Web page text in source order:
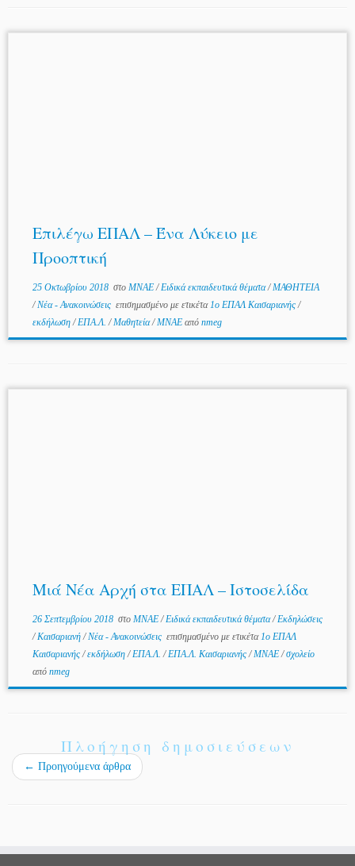
Επιλέγω ΕΠΑΛ – Ένα Λύκειο με
Προοπτική
25 Οκτωβρίου 2018στο MNAE/Ειδικά εκπαιδευτικά θέματα/ΜΑΘΗΤΕΙΑ
/Νέα - Ανακοινώσεις επισημασμένο με ετικέτα1ο ΕΠΑΛ Καισαριανής/
εκδήλωση/ΕΠΑ.Λ./Μαθητεία/ΜΝΑΕ από nmeg
Μιά Νέα Αρχή στα ΕΠΑΛ – Ιστοσελίδα
26 Σεπτεμβρίου 2018στο MNAE/Ειδικά εκπαιδευτικά θέματα/Εκδηλώσεις
/Καισαριανή/Νέα - Ανακοινώσεις επισημασμένο με ετικέτα1ο ΕΠΑΛ
Καισαριανής/εκδήλωση/ΕΠΑ.Λ./ΕΠΑ.Λ. Καισαριανής/ΜΝΑΕ/σχολείο
από nmeg
Πλοήγηση δημοσιεύσεων
← Προηγούμενα άρθρα